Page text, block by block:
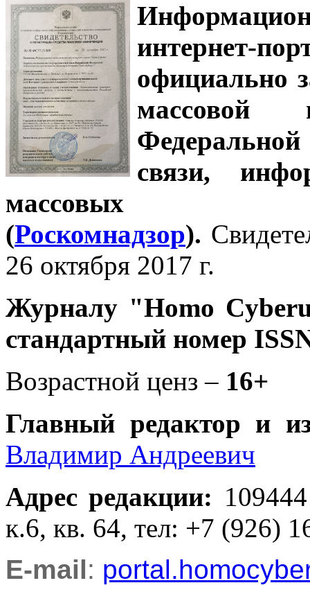
интернет-
официально
связи,
массовых
(Роскомнадзор).
26 октября 2017 г.
Журналу "Homo
стандартный номер
Возрастной ценз – 16+
Главный редактор и
Владимир Андреевич
Адрес редакции:
к.6, кв. 64, тел: +7 (926)
E-mail: